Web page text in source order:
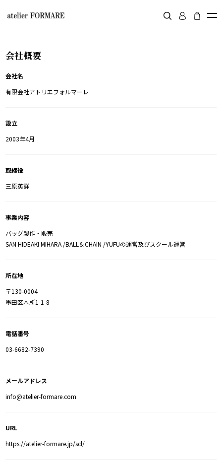
会社概要
会社名
有限会社アトリエフォルマーレ
設立
2003年4月
取締役
三原英詳
事業内容
バッグ製作・販売
SAN HIDEAKI MIHARA /BALL＆CHAIN /YUFUの運営及びスクール運営
所在地
〒130-0004
墨田区本所1-1-8
電話番号
03-6682-7390
メールアドレス
info@atelier-formare.com
URL
https://atelier-formare.jp/scl/